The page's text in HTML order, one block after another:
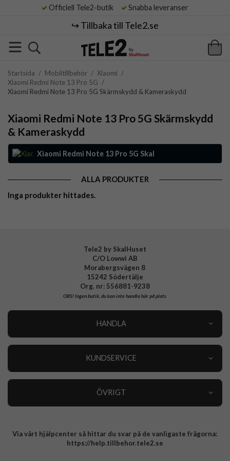
Officiell Tele2-butik Snabba leveranser
↪️ Tillbaka till Tele2.se
Startsida / Mobiltillbehör / Xiaomi /
Xiaomi Redmi Note 13 Pro 5G /
Xiaomi Redmi Note 13 Pro 5G Skärmskydd & Kameraskydd
Xiaomi Redmi Note 13 Pro 5G Skärmskydd
& Kameraskydd
Xiaomi Redmi Note 13 Pro 5G Skal
ALLA PRODUKTER
Inga produkter hittades.
Tele2 by SkalHuset
C/O Lowwi AB
Morabergsvägen 8
15242 Södertälje
Org. nr: 556881-9238
OBS!Ingen butik, du kan inte handla här på plats
HANDLA
KUNDSERVICE
ÖVRIGT
Integritetspolicy
Via vårt hjälpcenter så hittar du svar på de vanligaste frågorna:
https://help.tillbehor.tele2.se